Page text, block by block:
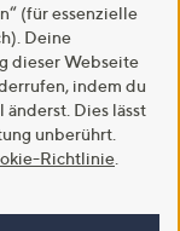
Steppjacke
Kapuze
(8)
(für essenzielle
Deine
dieser Webseite
indem du
Dies lässt
unberührt.
Richtlinie